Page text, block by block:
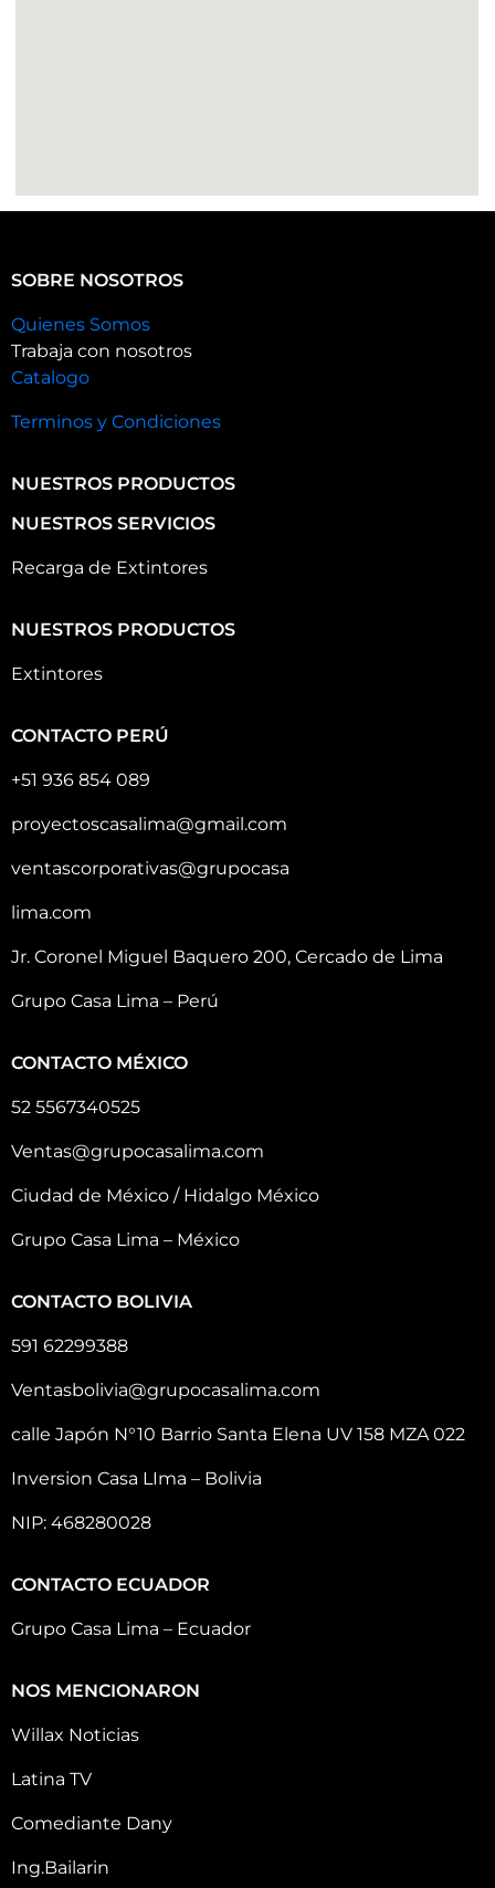
SOBRE NOSOTROS
Quienes Somos
Trabaja con nosotros
Catalogo
Terminos y Condiciones
NUESTROS PRODUCTOS
NUESTROS SERVICIOS
Recarga de Extintores
NUESTROS PRODUCTOS
Extintores
CONTACTO PERÚ
+51 936 854 089
proyectoscasalima@gmail.com
ventascorporativas@grupocasa
lima.com
Jr. Coronel Miguel Baquero 200, Cercado de Lima
Grupo Casa Lima – Perú
CONTACTO MÉXICO
52 5567340525
Ventas@grupocasalima.com
Ciudad de México / Hidalgo México
Grupo Casa Lima – México
CONTACTO BOLIVIA
591 62299388
Ventasbolivia@grupocasalima.com
calle Japón N°10 Barrio Santa Elena UV 158 MZA 022
Inversion Casa LIma – Bolivia
NIP: 468280028
CONTACTO ECUADOR
Grupo Casa Lima – Ecuador
NOS MENCIONARON
Willax Noticias
Latina TV
Comediante Dany
Ing.Bailarin